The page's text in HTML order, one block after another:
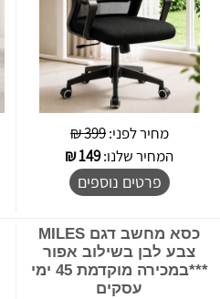
מחיר לפני:399 ₪
המחיר שלנו:149
₪
פרטים נוספים
כסא מחשב דגם MILES
צבע לבן בשילוב אפור
***במכירה מוקדמת 45 ימי
עסקים